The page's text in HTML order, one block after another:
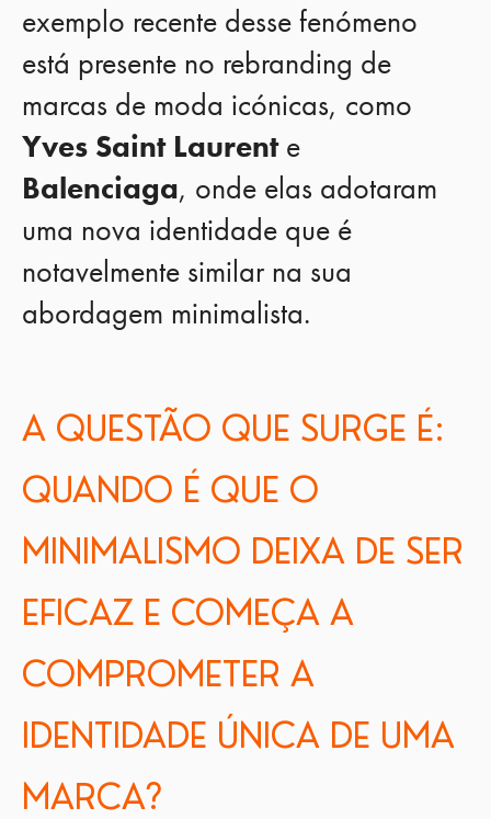
exemplo recente desse fenómeno
está presente no rebranding de
marcas de moda icónicas, como
Yves Saint Laurente
Balenciaga, onde elas adotaram
uma nova identidade que é
notavelmente similar na sua
abordagem minimalista.
A QUESTÃO QUE SURGE É:
QUANDO É QUE O
MINIMALISMO DEIXA DE SER
EFICAZ E COMEÇA A
COMPROMETER A
IDENTIDADE ÚNICA DE UMA
MARCA?